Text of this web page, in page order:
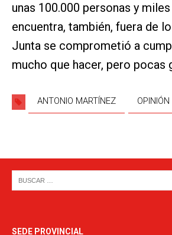
unas 100.000 personas y
encuentra, también, fuera de
Junta se comprometió a
mucho que hacer, pero pocas
ANTONIO MARTÍNEZ OPINIÓN
SEDE PROVINCIAL